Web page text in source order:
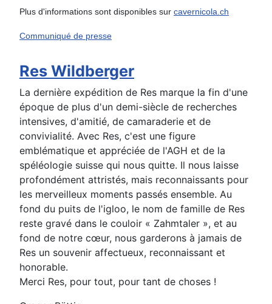
Plus d'informations sont disponibles sur cavernicola.ch
Communiqué de presse
Res Wildberger
La dernière expédition de Res marque la fin d'une
époque de plus d'un demi-siècle de recherches
intensives, d'amitié, de camaraderie et de
convivialité. Avec Res, c'est une figure
emblématique et appréciée de l'AGH et de la
spéléologie suisse qui nous quitte. Il nous laisse
profondément attristés, mais reconnaissants pour
les merveilleux moments passés ensemble. Au
fond du puits de l'igloo, le nom de famille de Res
reste gravé dans le couloir « Zahmtaler », et au
fond de notre cœur, nous garderons à jamais de
Res un souvenir affectueux, reconnaissant et
honorable.
Merci Res, pour tout, pour tant de choses !